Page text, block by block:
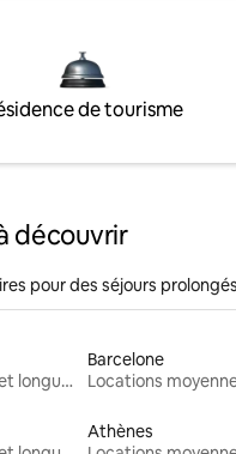
de tourisme
découvrir
pour des séjours prolongés
Locations moyenne et longue durée
Barcelone
Athènes